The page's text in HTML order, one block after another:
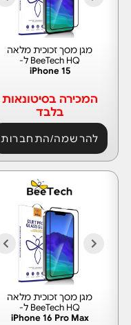
מגן מסך זכוכית מלאה
BeeTech HQ ל-
iPhone 15
המכירה בסיטונאות
בלבד
להרשמה/התחברות
מגן מסך זכוכית מלאה
BeeTech HQ ל-
iPhone 16 Pro Max